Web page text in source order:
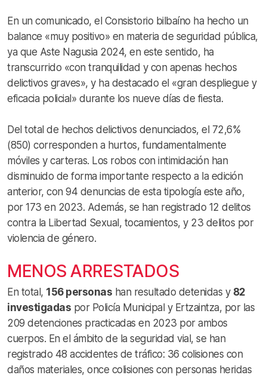
En un comunicado, el Consistorio bilbaíno ha hecho un
balance «muy positivo» en materia de seguridad pública,
ya que Aste Nagusia 2024, en este sentido, ha
transcurrido «con tranquilidad y con apenas hechos
delictivos graves», y ha destacado el «gran despliegue y
eficacia policial» durante los nueve días de fiesta.
Del total de hechos delictivos denunciados, el 72,6%
(850) corresponden a hurtos, fundamentalmente
móviles y carteras. Los robos con intimidación han
disminuido de forma importante respecto a la edición
anterior, con 94 denuncias de esta tipología este año,
por 173 en 2023. Además, se han registrado 12 delitos
contra la Libertad Sexual, tocamientos, y 23 delitos por
violencia de género.
MENOS ARRESTADOS
En total, 156 personas han resultado detenidas y 82
investigadas por Policía Municipal y Ertzaintza, por las
209 detenciones practicadas en 2023 por ambos
cuerpos. En el ámbito de la seguridad vial, se han
registrado 48 accidentes de tráfico: 36 colisiones con
daños materiales, once colisiones con personas heridas